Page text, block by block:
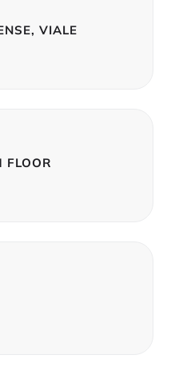
VIALE
FLOOR